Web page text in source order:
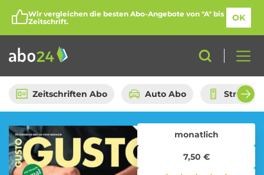
Wir vergleichen die besten Abo-Angebote von "A" bis
Zeitschrift.
OK
Zeitschriften Abo Auto Abo
Abo-Kategorien monatlich
7,50 €